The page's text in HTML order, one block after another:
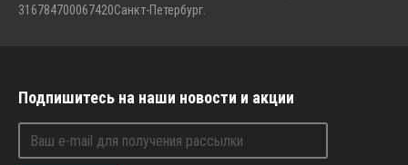
316784700067420Санкт-Петербург.
Подпишитесь на наши новости и акции